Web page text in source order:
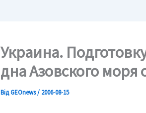
Украина.
дна Азовского
ВідGEOnews/ 2006-08-15